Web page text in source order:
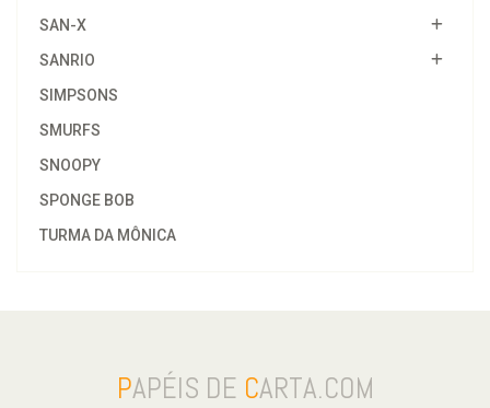
SAN-X
SANRIO
SIMPSONS
SMURFS
SNOOPY
SPONGE BOB
TURMA DA MÔNICA
PAPÉIS DE CARTA.COM